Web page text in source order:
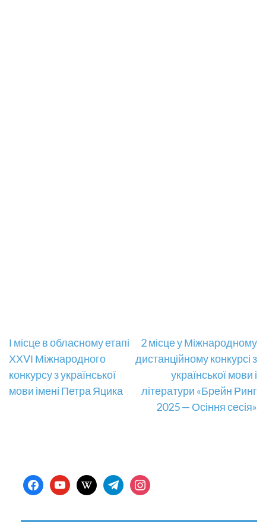
Навігація
записів
І місце в обласному етапі
ХХVІ Міжнародного
конкурсу з української
мови імені Петра Яцика
2 місце у Міжнародному
дистанційному конкурсі з
української мови і
літератури «Брейн Ринг
2025 — Осіння сесія»
facebookyoutubewikipediatelegraminstagram